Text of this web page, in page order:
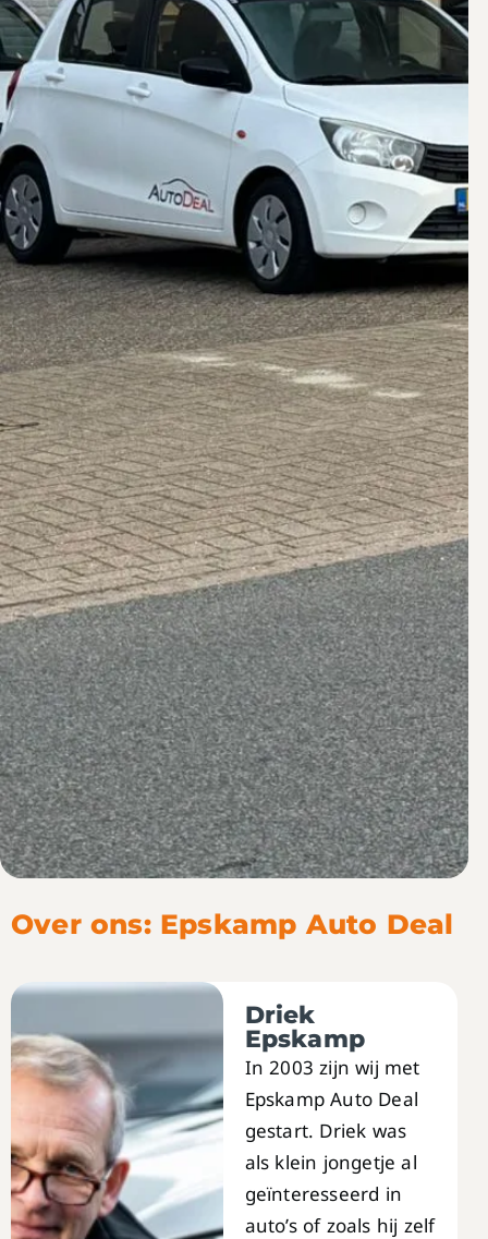
Over ons: Epskamp Auto Deal
Driek
Epskamp
In 2003 zijn wij met
Epskamp Auto Deal
gestart. Driek was
als klein jongetje al
geïnteresseerd in
auto’s of zoals hij zelf